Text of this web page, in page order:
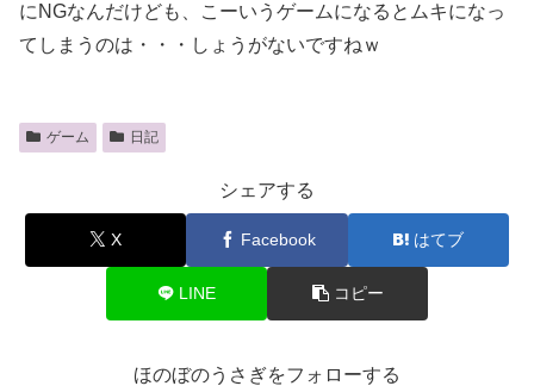
にNGなんだけども、こーいうゲームになるとムキになっ
てしまうのは・・・しょうがないですねｗ
ゲーム 日記
シェアする
X Facebook はてブ
LINE コピー
ほのぼのうさぎをフォローする